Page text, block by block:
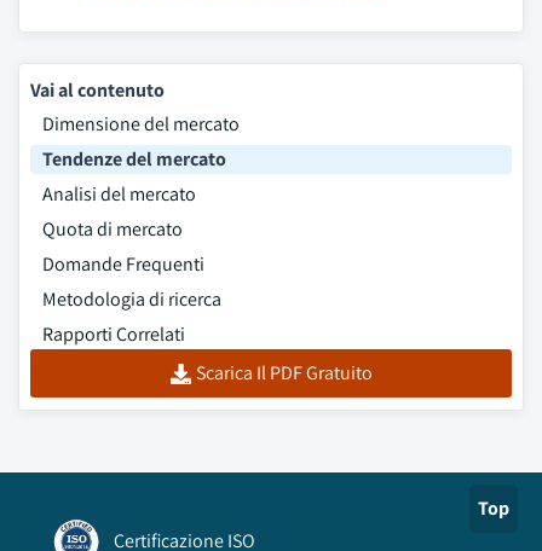
Vai al contenuto
Dimensione del mercato
Tendenze del mercato
Analisi del mercato
Quota di mercato
Domande Frequenti
Metodologia di ricerca
Rapporti Correlati
Scarica Il PDF Gratuito
Top
Certificazione ISO